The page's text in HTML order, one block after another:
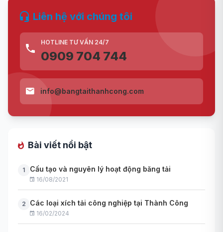
Liên hệ với chúng tôi
HOTLINE TƯ VẤN 24/7
0909 704 744
info@bangtaithanhcong.com
Bài viết nổi bật
1 Cấu tạo và nguyên lý hoạt động băng tải
16/08/2021
2 Các loại xích tải công nghiệp tại Thành Công
16/02/2024